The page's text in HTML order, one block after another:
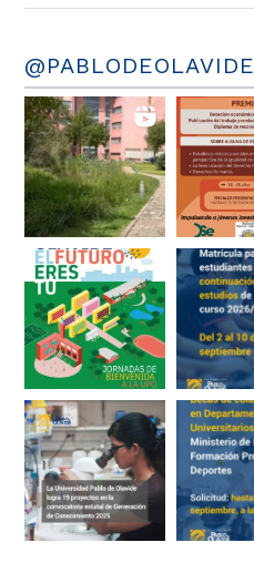
@PABLODEOLAVIDE